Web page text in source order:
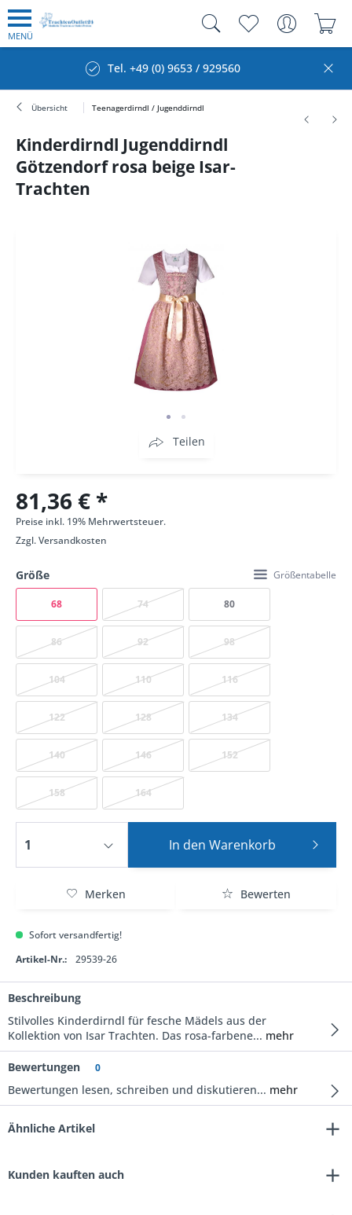
MENÜ
Tel. +49 (0) 9653 / 929560
Übersicht Teenagerdirndl / Jugenddirndl
Kinderdirndl Jugenddirndl
Götzendorf rosa beige Isar-
Trachten
Teilen
81,36 € *
Preise inkl. 19% Mehrwertsteuer.
Zzgl.Versandkosten
Größe Größentabelle
68 74 80
86 92 98
104 110 116
122 128 134
140 146 152
158 164
In den Warenkorb
Merken Bewerten
Sofort versandfertig!
Artikel-Nr.:
29539-26
Beschreibung
Stilvolles Kinderdirndl für fesche Mädels aus der
Kollektion von Isar Trachten. Das rosa-farbene... mehr
Bewertungen 0
Bewertungen lesen, schreiben und diskutieren... mehr
Ähnliche Artikel
Kunden kauften auch